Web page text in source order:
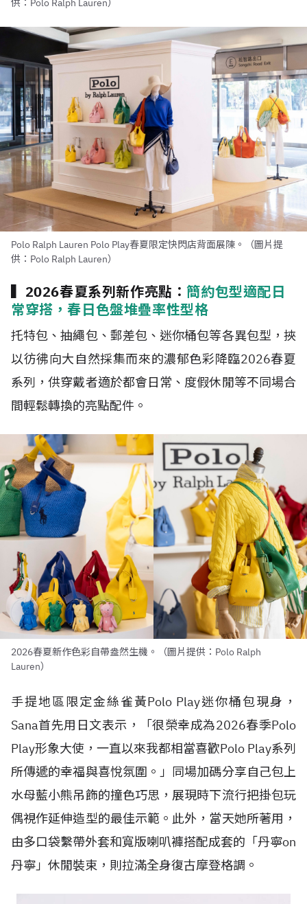
供：Polo Ralph Lauren）
Polo Ralph Lauren Polo Play春夏限定快閃店背面展陳。（圖片提
供：Polo Ralph Lauren）
▍2026春夏系列新作亮點：簡約包型適配日
常穿搭，春日色盤堆疊率性型格
托特包、抽繩包、郵差包、迷你桶包等各異包型，挾
以彷彿向大自然採集而來的濃郁色彩降臨2026春夏
系列，供穿戴者適於都會日常、度假休閒等不同場合
間輕鬆轉換的亮點配件。
2026春夏新作色彩自帶盎然生機。（圖片提供：Polo Ralph
Lauren）
手提地區限定金絲雀黃Polo Play迷你桶包現身，
Sana首先用日文表示，「很榮幸成為2026春季Polo
Play形象大使，一直以來我都相當喜歡Polo Play系列
所傳遞的幸福與喜悅氛圍。」同場加碼分享自己包上
水母藍小熊吊飾的撞色巧思，展現時下流行把掛包玩
偶視作延伸造型的最佳示範。此外，當天她所著用，
由多口袋繫帶外套和寬版喇叭褲搭配成套的「丹寧on
丹寧」休閒裝束，則拉滿全身復古摩登格調。